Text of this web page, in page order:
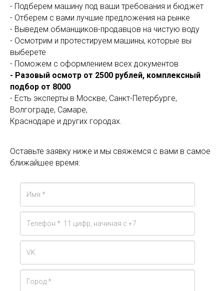
- Подберем машину под ваши требования и бюджет
- Отберем с вами лучшие предложения на рынке
- Выведем обманщиков-продавцов на чистую воду
- Осмотрим и протестируем машины, которые вы
выберете
- Поможем с оформлением всех документов
- Разовый осмотр от 2500 рублей, комплексный
подбор от 8000
- Есть эксперты в Москве, Санкт-Петербурге,
Волгограде, Самаре,
Краснодаре и других городах.
Оставьте заявку ниже и мы свяжемся с вами в самое
ближайшее время: